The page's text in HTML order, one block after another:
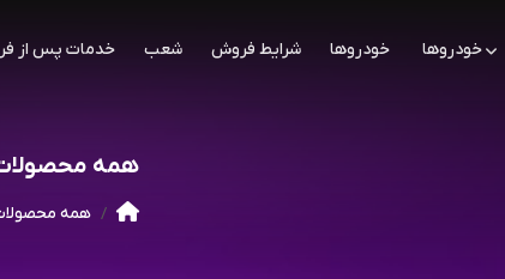
خودروها خودروها شرایط فروش شعب خدمات پس از
همه
همه